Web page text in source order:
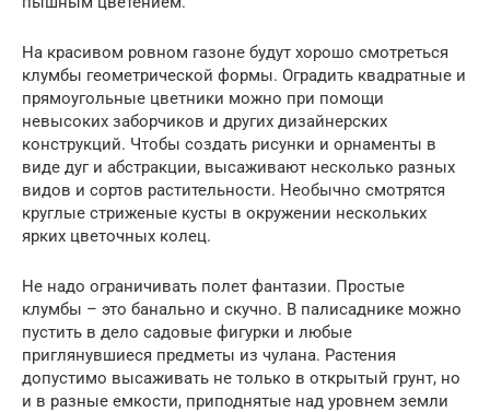
На красивом ровном газоне будут хорошо смотреться
клумбы геометрической формы. Оградить квадратные и
прямоугольные цветники можно при помощи
невысоких заборчиков и других дизайнерских
конструкций. Чтобы создать рисунки и орнаменты в
виде дуг и абстракции, высаживают несколько разных
видов и сортов растительности. Необычно смотрятся
круглые стриженые кусты в окружении нескольких
ярких цветочных колец.
Не надо ограничивать полет фантазии. Простые
клумбы – это банально и скучно. В палисаднике можно
пустить в дело садовые фигурки и любые
приглянувшиеся предметы из чулана. Растения
допустимо высаживать не только в открытый грунт, но
и в разные емкости, приподнятые над уровнем земли